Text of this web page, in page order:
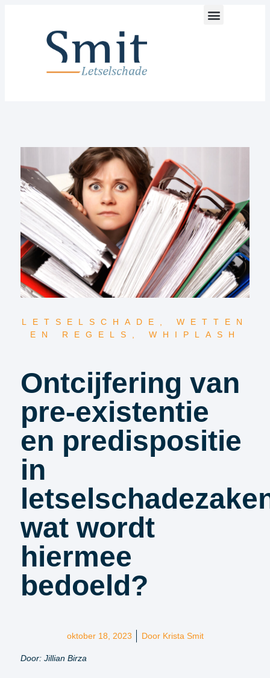
LETSELSCHADE , WETTEN
EN REGELS , WHIPLASH
Ontcijfering van
pre-existentie
en predispositie
in
wat wordt
hiermee
bedoeld?
oktober 18, 2023 DoorKrista Smit
Door: Jillian Birza